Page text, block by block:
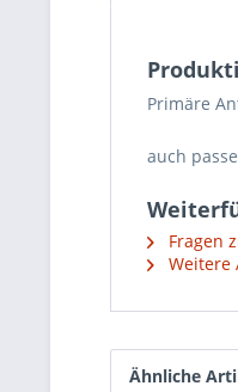
Primäre
auch
Fragen
Weitere
Ähnliche